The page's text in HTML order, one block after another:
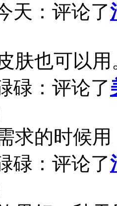
天：评论了
肤也可以
碌：评论了
求的时候
碌：评论了